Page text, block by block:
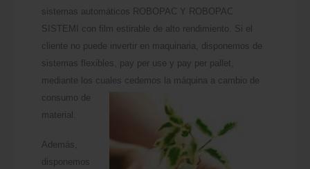
sistemas automáticos ROBOPAC Y ROBOPAC
SISTEMI con film estirable de alto rendimiento. Si el
cliente no puede invertir en maquinaria, disponemos de
sistemas flexibles, pay per use y pay per pallet,
mediante los cuales cedemos la máquina a cambio de
consumo de
material.
Además,
disponemos